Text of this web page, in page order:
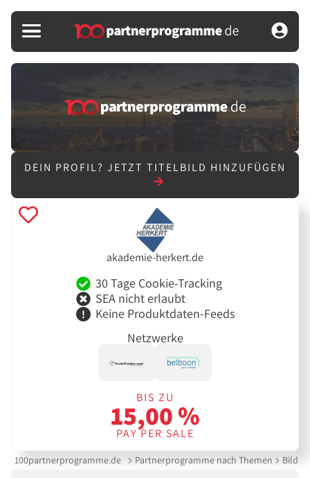
DEIN PROFIL? JETZT TITELBILD HINZUFÜGEN
akademie-herkert.de
30 Tage Cookie-Tracking
SEA nicht erlaubt
Keine Produktdaten-Feeds
Netzwerke
BIS ZU
15,00 %
PAY PER SALE
100partnerprogramme.de Partnerprogramme nach Themen